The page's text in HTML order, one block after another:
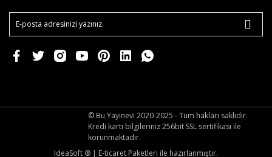
© Bu Yayınevi 2020-2025 - Tüm hakları saklıdır.
Kredi kartı bilgileriniz 256bit SSL sertifikası ile
korunmaktadır.
IdeaSoft ® | E-ticaret Paketleri ile hazırlanmıştır.